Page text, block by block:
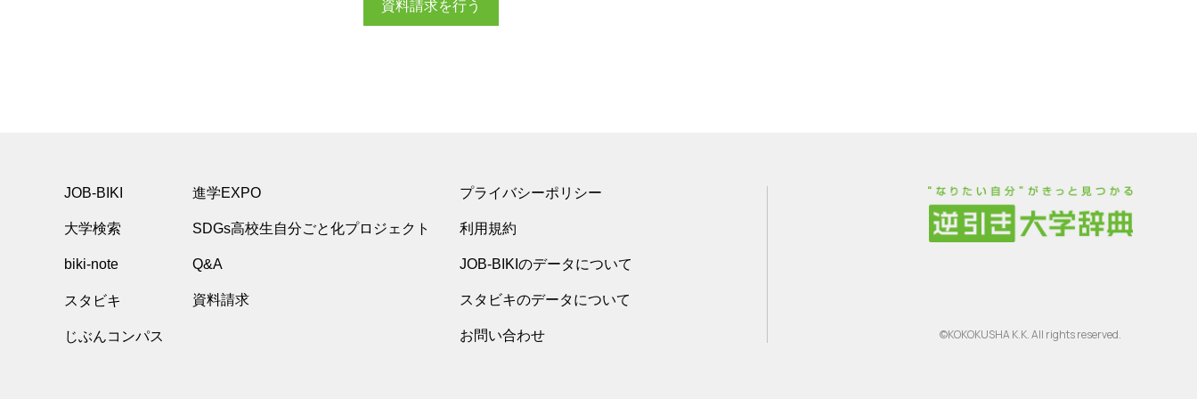
資料請求を行う
JOB-BIKI
大学検索
biki-note
スタビキ
じぶんコンパス
進学EXPO
SDGs高校生自分ごと化プロジェクト
Q&A
資料請求
プライバシーポリシー
利用規約
JOB-BIKIのデータについて
スタビキのデータについて
お問い合わせ ©KOKOKUSHA K.K. All rights reserved.